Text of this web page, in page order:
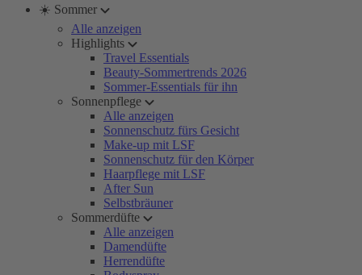
☀️ Sommer
Alle anzeigen
Highlights
Travel Essentials
Beauty-Sommertrends 2026
Sommer-Essentials für ihn
Sonnenpflege
Alle anzeigen
Sonnenschutz fürs Gesicht
Make-up mit LSF
Sonnenschutz für den Körper
Haarpflege mit LSF
After Sun
Selbstbräuner
Sommerdüfte
Alle anzeigen
Damendüfte
Herrendüfte